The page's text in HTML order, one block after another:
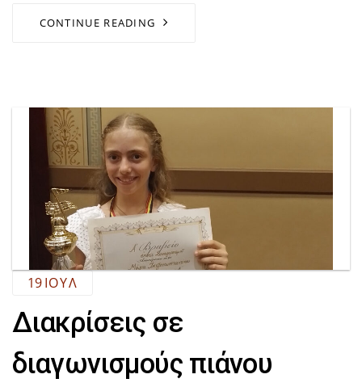
CONTINUE READING
19ΙΟΎΛ
Διακρίσεις σε
διαγωνισμούς πιάνου